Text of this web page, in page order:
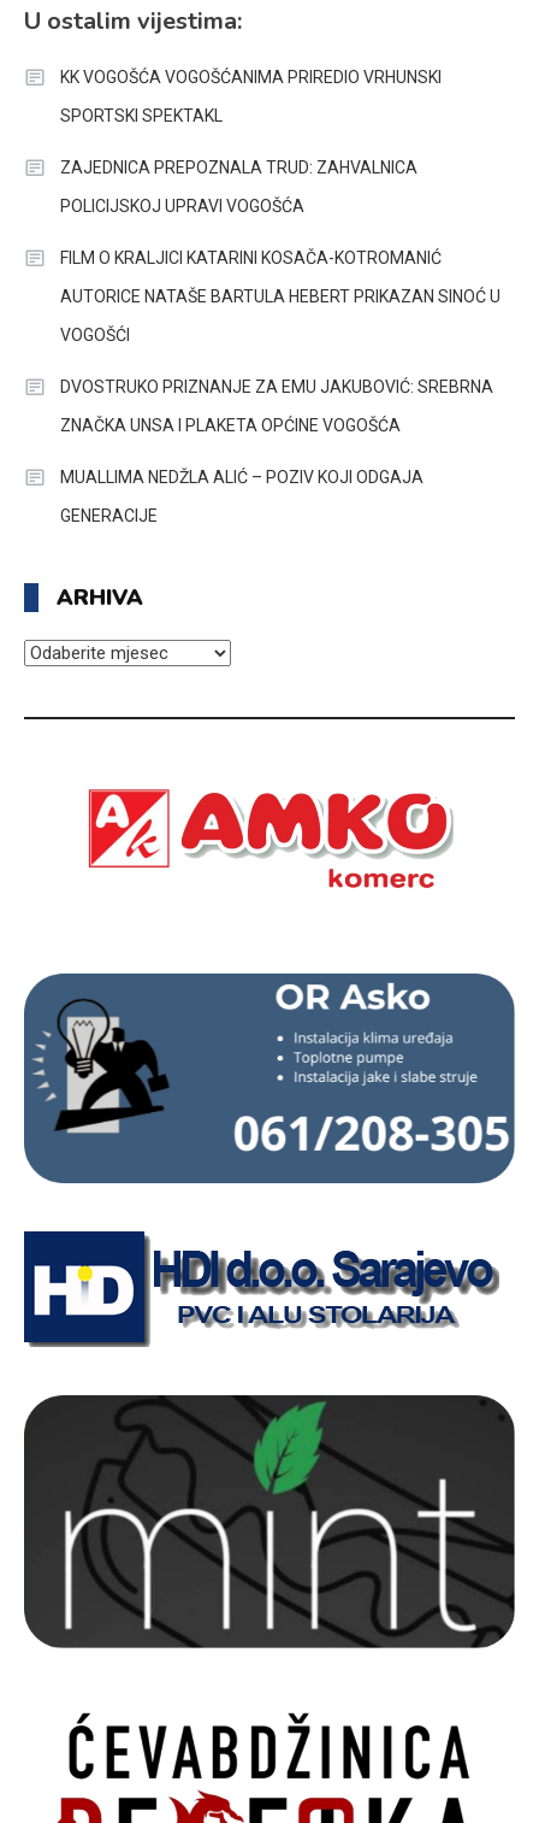
U ostalim vijestima:
KK VOGOŠĆA VOGOŠĆANIMA PRIREDIO VRHUNSKI
SPORTSKI SPEKTAKL
ZAJEDNICA PREPOZNALA TRUD: ZAHVALNICA
POLICIJSKOJ UPRAVI VOGOŠĆA
FILM O KRALJICI KATARINI KOSAČA-KOTROMANIĆ
AUTORICE NATAŠE BARTULA HEBERT PRIKAZAN SINOĆ U
VOGOŠĆI
DVOSTRUKO PRIZNANJE ZA EMU JAKUBOVIĆ: SREBRNA
ZNAČKA UNSA I PLAKETA OPĆINE VOGOŠĆA
MUALLIMA NEDŽLA ALIĆ – POZIV KOJI ODGAJA
GENERACIJE
ARHIVA
ARHIVA